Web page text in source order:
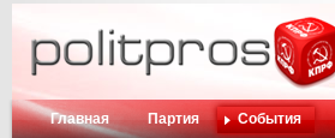
Главная Партия События